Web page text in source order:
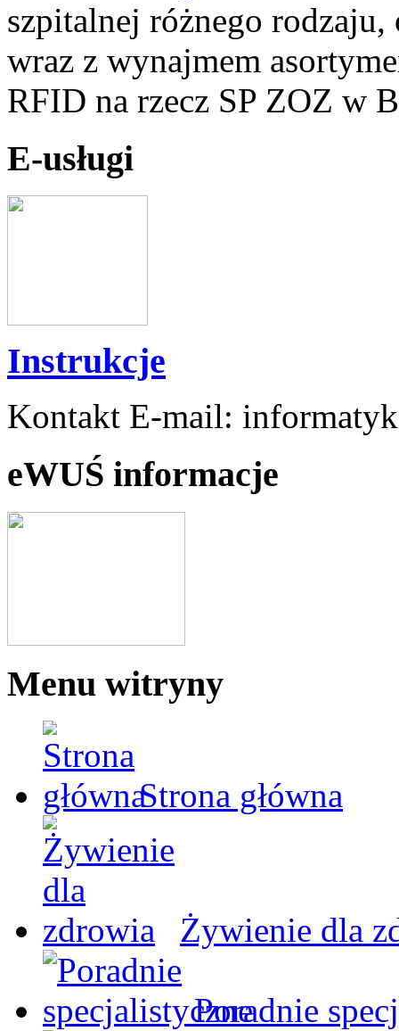
szpitalnej różnego
wraz z wynajmem
RFID na rzecz SP ZOZ w
E-usługi
Instrukcje
Kontakt E-mail:
eWUŚ informacje
Menu witryny
Strona główna
Żywienie dla
Poradnie